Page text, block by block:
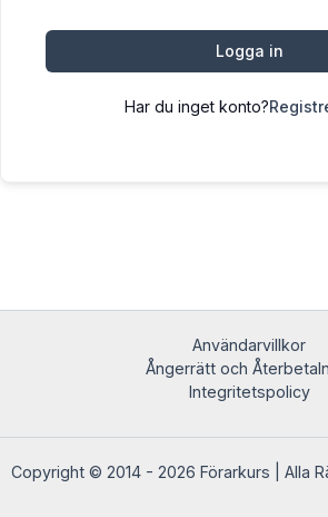
Logga in
Har du inget konto?
Användarvillkor
Ångerrätt och
Integritetspolicy
Copyright © 2014 - 2026 Förarkurs | Alla